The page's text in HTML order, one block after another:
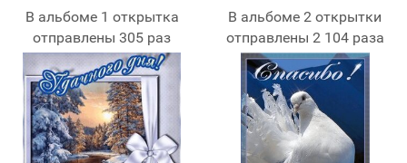
В альбоме 1 открытка
отправлены 305 раз
В альбоме 2 открытки
отправлены 2 104 раза